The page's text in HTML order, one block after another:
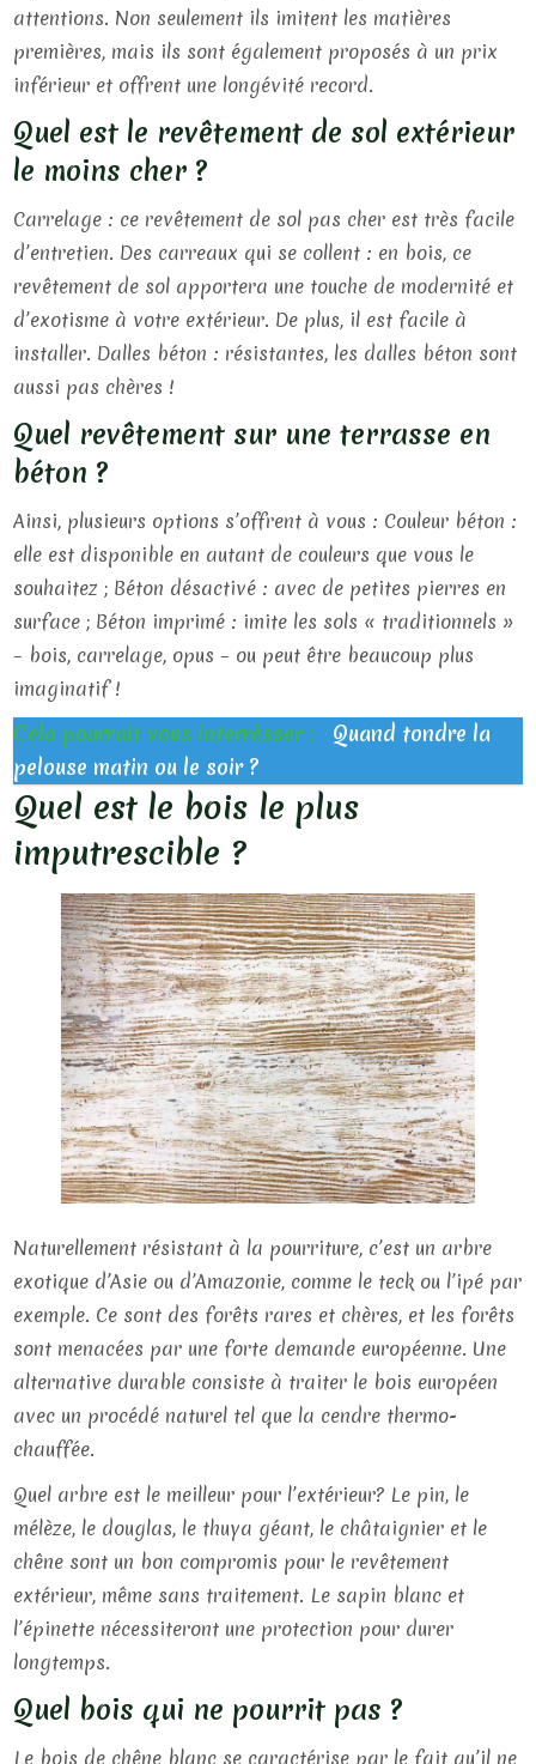
attentions. Non seulement ils imitent les matières
premières, mais ils sont également proposés à un prix
inférieur et offrent une longévité record.
Quel est le revêtement de sol extérieur
le moins cher ?
Carrelage : ce revêtement de sol pas cher est très facile
d’entretien. Des carreaux qui se collent : en bois, ce
revêtement de sol apportera une touche de modernité et
d’exotisme à votre extérieur. De plus, il est facile à
installer. Dalles béton : résistantes, les dalles béton sont
aussi pas chères !
Quel revêtement sur une terrasse en
béton ?
Ainsi, plusieurs options s’offrent à vous : Couleur béton :
elle est disponible en autant de couleurs que vous le
souhaitez ; Béton désactivé : avec de petites pierres en
surface ; Béton imprimé : imite les sols « traditionnels »
– bois, carrelage, opus – ou peut être beaucoup plus
imaginatif !
Cela pourrait vous interrésser :
Quand tondre la
pelouse matin ou le soir ?
Quel est le bois le plus
imputrescible ?
Naturellement résistant à la pourriture, c’est un arbre
exotique d’Asie ou d’Amazonie, comme le teck ou l’ipé par
exemple. Ce sont des forêts rares et chères, et les forêts
sont menacées par une forte demande européenne. Une
alternative durable consiste à traiter le bois européen
avec un procédé naturel tel que la cendre thermo-
chauffée.
Quel arbre est le meilleur pour l’extérieur? Le pin, le
mélèze, le douglas, le thuya géant, le châtaignier et le
chêne sont un bon compromis pour le revêtement
extérieur, même sans traitement. Le sapin blanc et
l’épinette nécessiteront une protection pour durer
longtemps.
Quel bois qui ne pourrit pas ?
Le bois de chêne blanc se caractérise par le fait qu’il ne